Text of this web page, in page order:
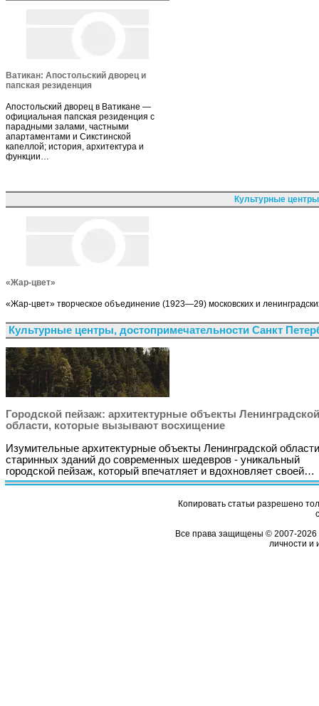
Ватикан: Апостольский дворец и
папская резиденция
Апостольский дворец в Ватикане —
официальная папская резиденция с
парадными залами, частными
апартаментами и Сикстинской
капеллой; история, архитектура и
функции…
Культурные
«Жар-цвет»
«Жар-цвет» творческое объединение (1923—29) московских и
Культурные центры, достопримечательности Санкт
Городской пейзаж: архитектурные объекты Ленинградской
области, которые вызывают восхищение
Изумительные архитектурные объекты Ленинградской
старинных зданий до современных шедевров - уникальный
городской пейзаж, который впечатляет и вдохновляет своей…
Копировать статьи разрешено
Все права защищены © 2007-2026
личности и